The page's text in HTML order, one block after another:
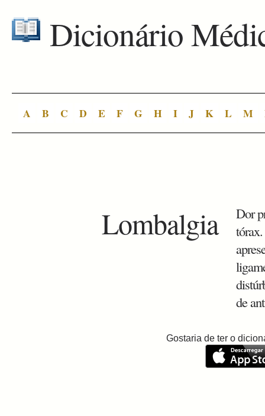
Dicionário
A B C D E F G H I J K L M
Lombalgia
Dor
de
Gostaria de ter o